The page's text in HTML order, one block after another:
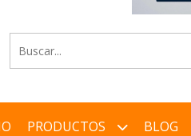
PRODUCTOS BLOG